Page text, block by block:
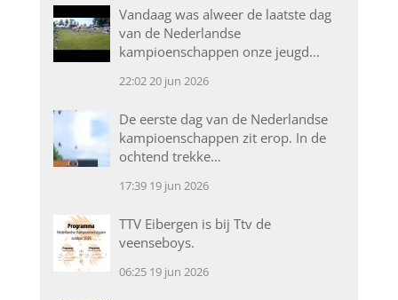
Vandaag was alweer de laatste dag
van de Nederlandse
kampioenschappen onze jeugd…
22:0220 jun 2026
De eerste dag van de Nederlandse
kampioenschappen zit erop. In de
ochtend trekke…
17:39 19 jun 2026
TTV Eibergen is bij Ttv de
veenseboys.
06:25 19 jun 2026